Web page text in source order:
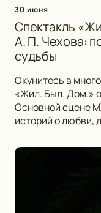
30 июня
Спектакль
А. П. Чехова:
судьбы
Окунитесь в
«Жил. Был. Дом.»
Основной сцене
историй о любви,